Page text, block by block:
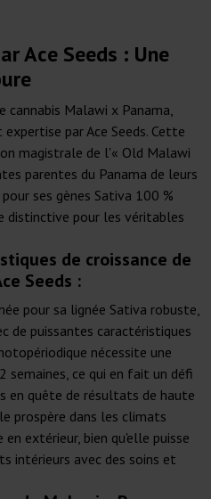
Ace Seeds : Une
cannabis Malawi x Panama,
par Ace Seeds. Cette
magistrale de l'« Old Malawi
parentes du Panama de leurs
ses gènes Sativa 100 %
distinctive pour les véritables
de croissance de
Seeds :
pour sa lignée Sativa robuste,
de puissantes caractéristiques
nécessite une
semaines, ce qui en fait un défi
en quête de résultats de haute
prospère dans les climats
extérieur, bien qu'elle puisse
intérieurs avec des soins et